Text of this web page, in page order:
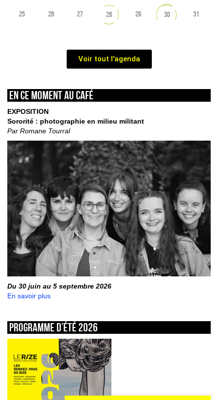
25 26 27 28 29 30 31
Voir tout l'agenda
En ce moment au café
EXPOSITION
Sororité : photographie en milieu militant
Par Romane Tourral
Du 30 juin au 5 septembre 2026
En savoir plus
Programme d’été 2026